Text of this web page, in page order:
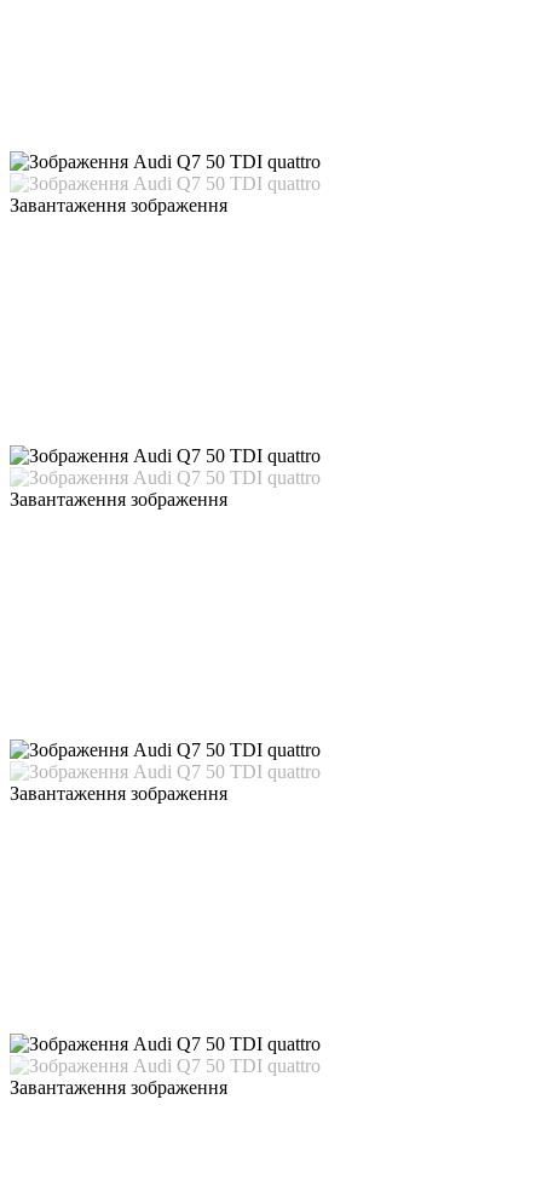
Завантаження зображення
Завантаження зображення
Завантаження зображення
Завантаження зображення